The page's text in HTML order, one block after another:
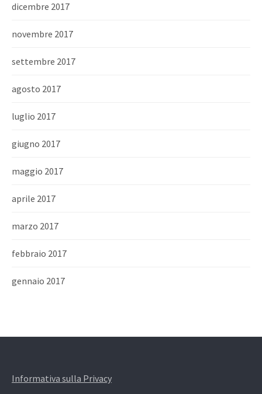
dicembre 2017
novembre 2017
settembre 2017
agosto 2017
luglio 2017
giugno 2017
maggio 2017
aprile 2017
marzo 2017
febbraio 2017
gennaio 2017
Informativa sulla Privacy